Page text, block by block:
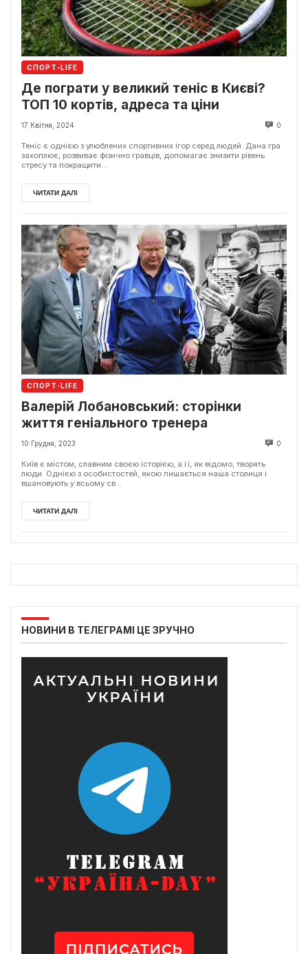
СПОРТ-LIFE
Де пограти у великий теніс в Києві?
ТОП 10 кортів, адреса та ціни
17 Квітня, 2024 0
Теніс є однією з улюблених спортивних ігор серед людей. Дана гра
захоплює, розвиває фізично гравців, допомагає знизити рівень
стресу та покращити...
ЧИТАТИ ДАЛІ
СПОРТ-LIFE
Валерій Лобановський: сторінки
життя геніального тренера
10 Грудня, 2023 0
Київ є містом, славним своєю історією, а її, як відомо, творять
люди. Однією з особистостей, якою пишається наша столиця і
вшановують у всьому св...
ЧИТАТИ ДАЛІ
НОВИНИ В ТЕЛЕГРАМІ ЦЕ ЗРУЧНО